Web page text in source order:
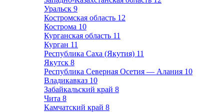
Уральск 9
Костромская область 12
Кострома 10
Курганская область 11
Курган 11
Республика Саха (Якутия) 11
Якутск 8
Республика Северная Осетия — Алания 10
Владикавказ 10
Забайкальский край 8
Чита 8
Камчатский край 8